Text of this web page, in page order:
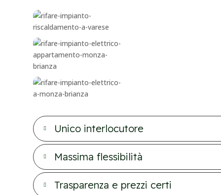
 Unico interlocutore
 Massima flessibilità
 Trasparenza e prezzi certi